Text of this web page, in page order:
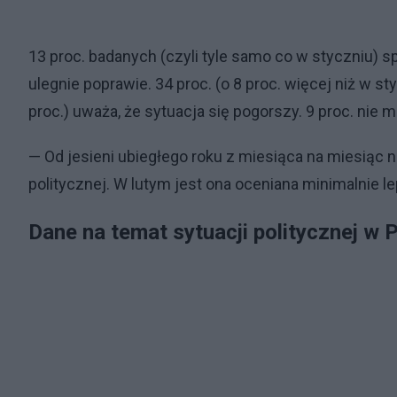
13 proc. badanych (czyli tyle samo co w styczniu)
ulegnie poprawie. 34 proc. (o 8 proc. więcej niż w
proc.) uważa, że sytuacja się pogorszy. 9 proc. nie
— Od jesieni ubiegłego roku z miesiąca na
politycznej. W lutym jest ona oceniana minimalnie
Dane na temat sytuacji politycznej w